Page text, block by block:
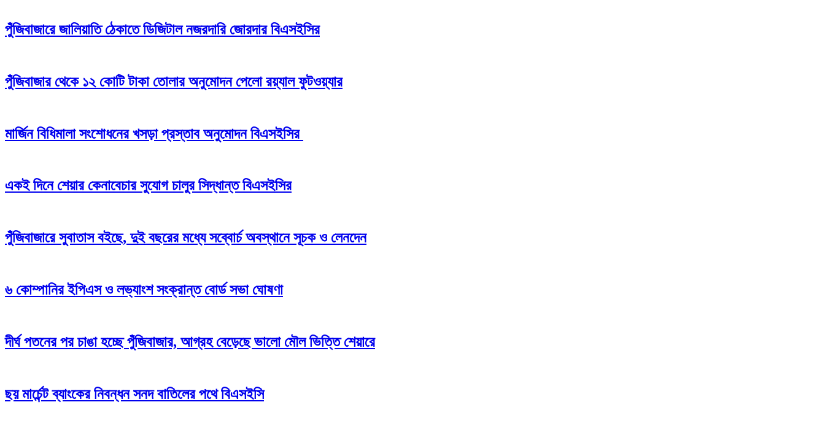
পুঁজিবাজারে জালিয়াতি ঠেকাতে ডিজিটাল নজরদারি জোরদার বিএসইসির
পুঁজিবাজার থেকে ১২ কোটি টাকা তোলার অনুমোদন পেলো রয়্যাল ফুটওয়্যার
মার্জিন বিধিমালা সংশোধনের খসড়া প্রস্তাব অনুমোদন বিএসইসির
একই দিনে শেয়ার কেনাবেচার সুযোগ চালুর সিদ্ধান্ত বিএসইসির
পুঁজিবাজারে সুবাতাস বইছে, দুই বছরের মধ্যে সব্বোর্চ অবস্থানে সূচক ও লেনদেন
৬ কোম্পানির ইপিএস ও লভ্যাংশ সংক্রান্ত বোর্ড সভা ঘোষণা
দীর্ঘ পতনের পর চাঙা হচ্ছে পুঁজিবাজার, আগ্রহ বেড়েছে ভালো মৌল ভিত্তি শেয়ারে
ছয় মার্চেন্ট ব্যাংকের নিবন্ধন সনদ বাতিলের পথে বিএসইসি